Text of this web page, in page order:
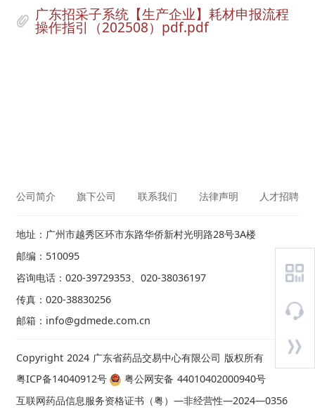
广东招采子系统【生产企业】耗材申报流程
操作指引（202508）pdf.pdf
公司简介 旗下公司 联系我们 法律声明 人才招聘
地址：广州市越秀区环市东路华侨新村光明路28号3A楼
邮编：510095
咨询电话：020-39729353、020-38036197
传真：020-38830256
邮箱：info@gdmede.com.cn
Copyright 2024 广东省药品交易中心有限公司 版权所有
粤ICP备14040912号
粤公网安备 44010402000940号
互联网药品信息服务资格证书（粤）—非经营性—2024—0356